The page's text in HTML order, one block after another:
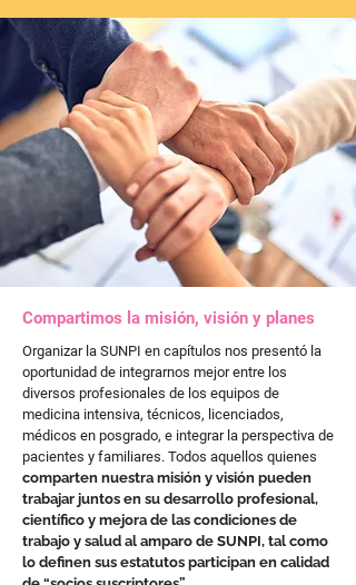
Compartimos la misión, visión y planes
Organizar la SUNPI en capítulos nos presentó la
oportunidad de integrarnos mejor entre los
diversos profesionales de los equipos de
medicina intensiva, técnicos, licenciados,
médicos en posgrado, e integrar la perspectiva de
pacientes y familiares. Todos aquellos quienes
comparten nuestra misión y visión pueden
trabajar juntos en su desarrollo profesional,
científico y mejora de las condiciones de
trabajo y salud al amparo de SUNPI, tal como
lo definen sus estatutos participan en calidad